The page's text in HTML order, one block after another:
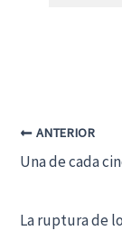
ANTERIOR
Una de cada
La ruptura de